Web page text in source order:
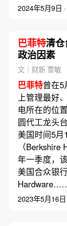
2024年5月9日 ·
巴菲特清
政治因素
文｜财新 覃敏
巴菲特曾在5
上管理最好
电所在的位
圆代工龙头
美国时间5月
（
年一季度，
美国合众银
2023年5月16日